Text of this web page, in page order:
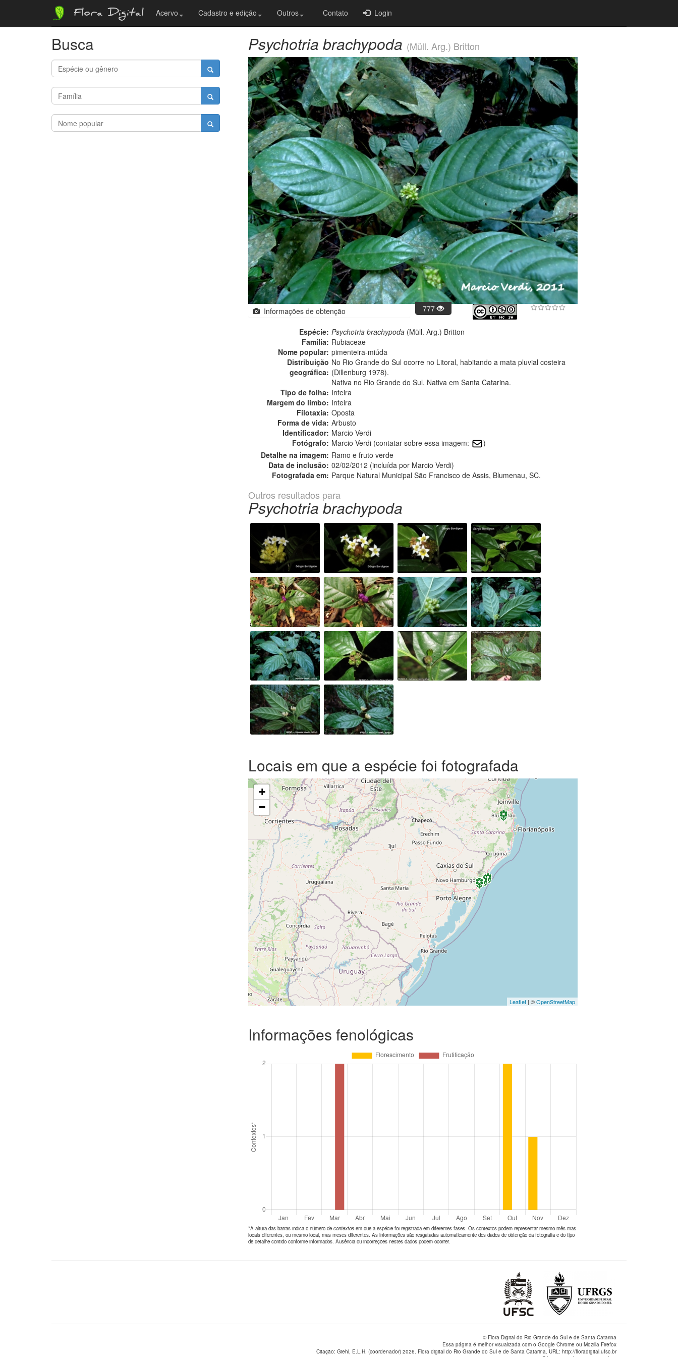
Flora Digital Acervo Cadastro e edição Outros Contato Login
Busca Psychotria brachypoda (Müll. Arg.) Britton
Informações de obtenção 777
Espécie: Psychotria brachypoda (Müll. Arg.) Britton
Família: Rubiaceae
Nome popular: pimenteira-miúda
Distribuição
geográfica:
No Rio Grande do Sul ocorre no Litoral, habitando a mata pluvial costeira
(Dillenburg 1978).
Nativa no Rio Grande do Sul. Nativa em Santa Catarina.
Tipo de folha: Inteira
Margem do limbo: Inteira
Filotaxia: Oposta
Forma de vida: Arbusto
Identificador: Marcio Verdi
Fotógrafo: Marcio Verdi (contatar sobre essa imagem:
)
Detalhe na imagem: Ramo e fruto verde
Data de inclusão: 02/02/2012 (incluída por Marcio Verdi)
Fotografada em: Parque Natural Municipal São Francisco de Assis, Blumenau, SC.
Outros resultados para
Psychotria brachypoda
Locais em que a espécie foi fotografada
+
−
Leaflet| ©OpenStreetMap
Informações fenológicas
*A altura das barras indica o número de contextos em que a espécie foi registrada em diferentes fases. Os contextos podem representar mesmo mês mas
locais diferentes, ou mesmo local, mas meses diferentes. As informações são resgatadas automaticamente dos dados de obtenção da fotografia e do tipo
de detalhe contido conforme informados. Ausência ou incorreções nestes dados podem ocorrer.
© Flora Digital do Rio Grande do Sul e de Santa Catarina
Essa página é melhor visualizada com o Google Chrome ou Mozilla Firefox
Citação: Giehl, E.L.H. (coordenador) 2026. Flora digital do Rio Grande do Sul e de Santa Catarina. URL: http://floradigital.ufsc.br